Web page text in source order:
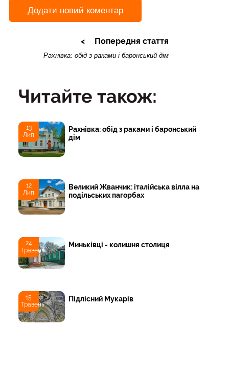
Додати новий коментар
Попередня стаття
Рахнівка: обід з раками і баронський дім
Читайте також:
13
Лип
Рахнівка: обід з раками і баронський
дім
12
Лип
Великий Жванчик: італійська вілла на
подільських пагорбах
24
Травень
Миньківці - колишня столиця
15
Травень
Підлісний Мукарів